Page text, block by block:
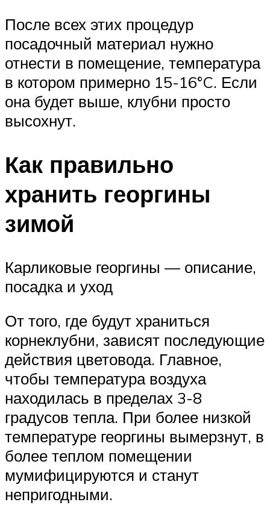
После всех этих процедур
посадочный материал нужно
отнести в помещение, температура
в котором примерно 15-16°C. Если
она будет выше, клубни просто
высохнут.
Как правильно
хранить георгины
зимой
Карликовые георгины — описание,
посадка и уход
От того, где будут храниться
корнеклубни, зависят последующие
действия цветовода. Главное,
чтобы температура воздуха
находилась в пределах 3-8
градусов тепла. При более низкой
температуре георгины вымерзнут, в
более теплом помещении
мумифицируются и станут
непригодными.